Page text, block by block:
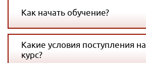
Как начать обучение?
Какие условия поступления на
курс?